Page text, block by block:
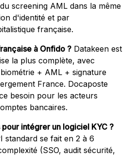
screening AML dans la même
d'identité et par
française.
à Onfido ? Datakeen est
la plus complète, avec
+ AML + signature
France. Docaposte
besoin pour les acteurs
bancaires.
intégrer un logiciel KYC ?
standard se fait en 2 à 6
(SSO, audit sécurité,